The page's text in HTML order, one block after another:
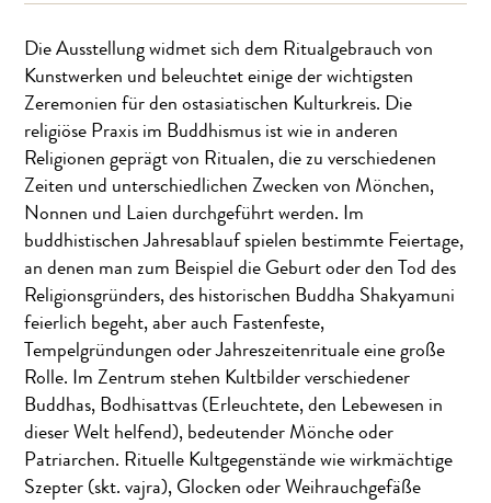
Die Ausstellung widmet sich dem Ritualgebrauch von
Kunstwerken und beleuchtet einige der wichtigsten
Zeremonien für den ostasiatischen Kulturkreis. Die
religiöse Praxis im Buddhismus ist wie in anderen
Religionen geprägt von Ritualen, die zu verschiedenen
Zeiten und unterschiedlichen Zwecken von Mönchen,
Nonnen und Laien durchgeführt werden. Im
buddhistischen Jahresablauf spielen bestimmte Feiertage,
an denen man zum Beispiel die Geburt oder den Tod des
Religionsgründers, des historischen Buddha Shakyamuni
feierlich begeht, aber auch Fastenfeste,
Tempelgründungen oder Jahreszeitenrituale eine große
Rolle. Im Zentrum stehen Kultbilder verschiedener
Buddhas, Bodhisattvas (Erleuchtete, den Lebewesen in
dieser Welt helfend), bedeutender Mönche oder
Patriarchen. Rituelle Kultgegenstände wie wirkmächtige
Szepter (skt. vajra), Glocken oder Weihrauchgefäße